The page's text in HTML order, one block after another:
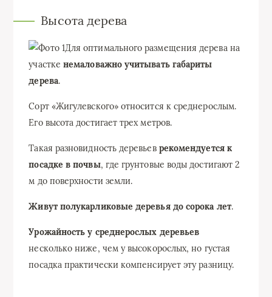
Высота дерева
Для оптимального размещения дерева на
участкенемаловажно учитывать габариты
дерева.
Сорт «Жигулевского» относится к среднерослым.
Его высота достигает трех метров.
Такая разновидность деревьеврекомендуется к
посадке в почвы, где грунтовые воды достигают 2
м до поверхности земли.
Живут полукарликовые деревья до сорока лет.
Урожайность у среднерослых деревьев
несколько ниже, чем у высокорослых, но густая
посадка практически компенсирует эту разницу.